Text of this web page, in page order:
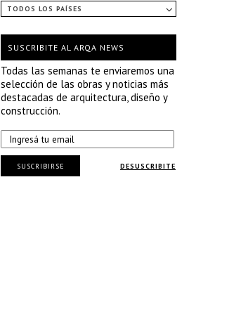
TODOS LOS PAÍSES
SUSCRIBITE AL ARQA NEWS
Todas las semanas te enviaremos una
selección de las obras y noticias más
destacadas de arquitectura, diseño y
construcción.
DESUSCRIBITE
SUSCRIBIRSE